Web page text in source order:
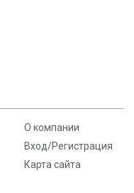
О компании
Вход/Регистрация
Карта сайта